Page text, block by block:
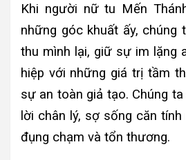
Khi người nữ tu Mến
những góc khuất ấy, chúng
thu mình lại, giữ sự im lặng
hiệp với những giá trị tầm
sự an toàn giả tạo. Chúng
lời chân lý, sợ sống căn
đụng chạm và tổn thương.